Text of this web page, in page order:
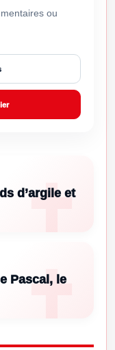
ou
d’argile et
Pascal, le